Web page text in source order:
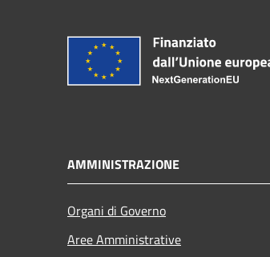
AMMINISTRAZIONE
Organi di Governo
Aree Amministrative